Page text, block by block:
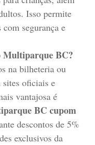
Isso permite
segurança e
Multiparque BC?
na bilheteria ou
sites oficiais e
vantajosa é
BC cupom
descontos de 5%
exclusivos da